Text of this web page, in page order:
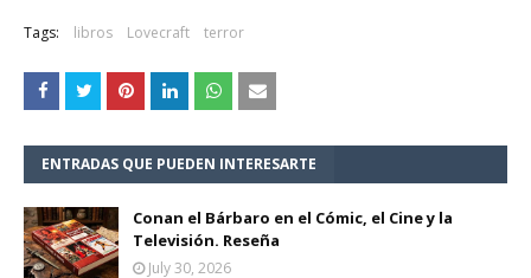
Tags: libros Lovecraft terror
ENTRADAS QUE PUEDEN INTERESARTE
Conan el Bárbaro en el Cómic, el Cine y la
Televisión. Reseña
July 30, 2026